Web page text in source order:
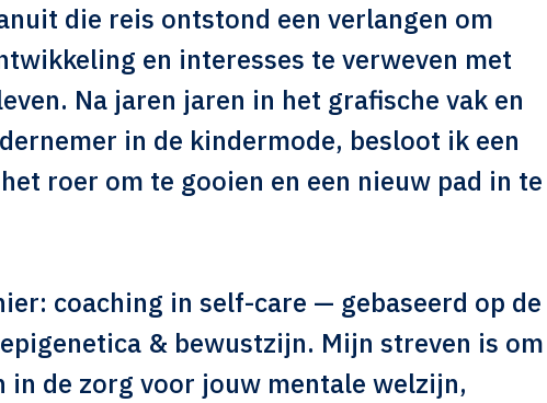
die reis ontstond een verlangen om
en interesses te verweven met
Na jaren jaren in het grafische vak en
in de kindermode, besloot ik een
roer om te gooien en een nieuw pad in te
coaching in self-care — gebaseerd op de
& bewustzijn. Mijn streven is om
in de zorg voor jouw mentale welzijn,